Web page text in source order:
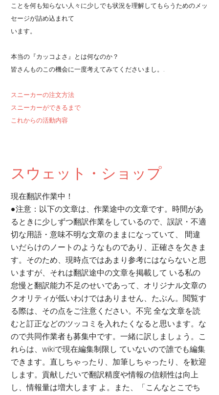
ことを何も知らない人々に少しでも状況を理解してもらうためのメッ
セージが詰め込まれて
います。
本当の『カッコよさ』とは何なのか？
皆さんものこの機会に一度考えてみてくださいまし。.
スニーカーの注文方法
スニーカーができるまで
これからの活動内容
スウェット・ショップ
現在翻訳作業中！
●注意：以下の文章は、作業途中の文章です。時間があ
るときに少しずつ翻訳作業をしているので、誤訳・不適
切な用語・意味不明な文章のままになっていて、 間違
いだらけのノートのようなものであり、正確さを欠きま
す。そのため、現時点ではあまり参考にはならないと思
いますが、それは翻訳途中の文章を掲載して いる私の
怠慢と翻訳能力不足のせいであって、オリジナル文章の
クオリティが低いわけではありません、たぶん。閲覧す
る際は、その点をご注意ください。不完 全な文章を読
むと訂正などのツッコミを入れたくなると思います。な
ので共同作業者も募集中です。一緒に訳しましょう。こ
れらは、wikiで現在編集制限し ていないので誰でも編集
できます。直しちゃったり、加筆しちゃったり、を歓迎
します。貢献しだいで翻訳精度や情報の信頼性は向上
し、情報量は増大します よ。また、「こんなとこでち